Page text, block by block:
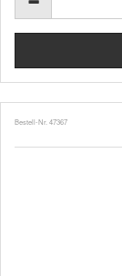
Bestell-Nr. 47367